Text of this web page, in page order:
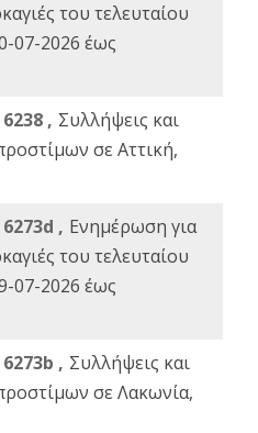
του τελευταίου
07-2026 έως
, Συλλήψεις και
σε Αττική,
, Ενημέρωση για
του τελευταίου
07-2026 έως
, Συλλήψεις και
σε Λακωνία,